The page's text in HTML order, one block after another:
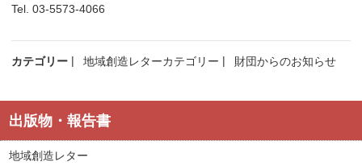
Tel. 03-5573-4066
カテゴリー 地域創造レターカテゴリー 財団からのお知らせ
出版物・報告書
地域創造レター